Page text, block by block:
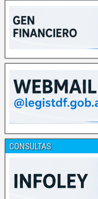
CONSULTAS